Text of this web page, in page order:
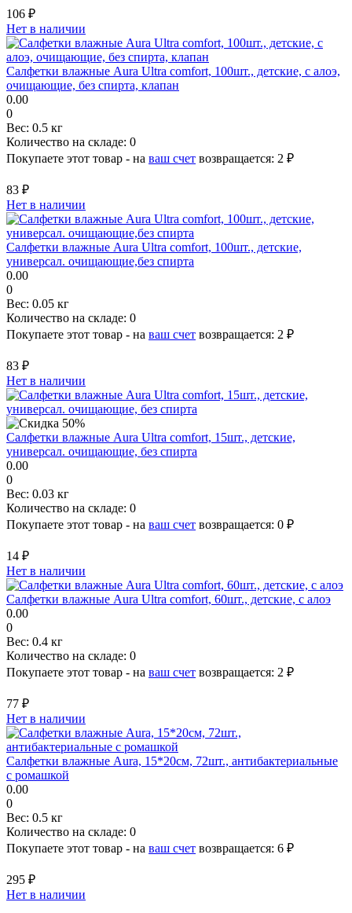
106 ₽
Нет в наличии
Салфетки влажные Aura Ultra comfort, 100шт., детские, с алоэ,
очищающие, без спирта, клапан
0.00
0
Вес: 0.5 кг
Количество на складе: 0
Покупаете этот товар - на ваш счет возвращается: 2 ₽
83 ₽
Нет в наличии
Салфетки влажные Aura Ultra comfort, 100шт., детские,
универсал. очищающие,без спирта
0.00
0
Вес: 0.05 кг
Количество на складе: 0
Покупаете этот товар - на ваш счет возвращается: 2 ₽
83 ₽
Нет в наличии
Салфетки влажные Aura Ultra comfort, 15шт., детские,
универсал. очищающие, без спирта
0.00
0
Вес: 0.03 кг
Количество на складе: 0
Покупаете этот товар - на ваш счет возвращается: 0 ₽
14 ₽
Нет в наличии
Салфетки влажные Aura Ultra comfort, 60шт., детские, с алоэ
0.00
0
Вес: 0.4 кг
Количество на складе: 0
Покупаете этот товар - на ваш счет возвращается: 2 ₽
77 ₽
Нет в наличии
Салфетки влажные Aura, 15*20см, 72шт., антибактериальные
с ромашкой
0.00
0
Вес: 0.5 кг
Количество на складе: 0
Покупаете этот товар - на ваш счет возвращается: 6 ₽
295 ₽
Нет в наличии